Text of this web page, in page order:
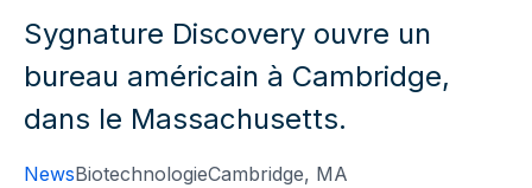
Sygnature Discovery ouvre un
bureau américain à Cambridge,
dans le Massachusetts.
NewsBiotechnologieCambridge, MA